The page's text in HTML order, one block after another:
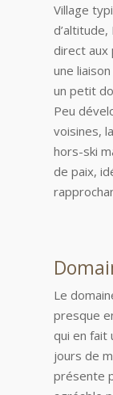
Village
direct aux
une
un petit
Peu
voisines,
hors-ski
de paix,
Le
presque
qui en fait
jours de
présente